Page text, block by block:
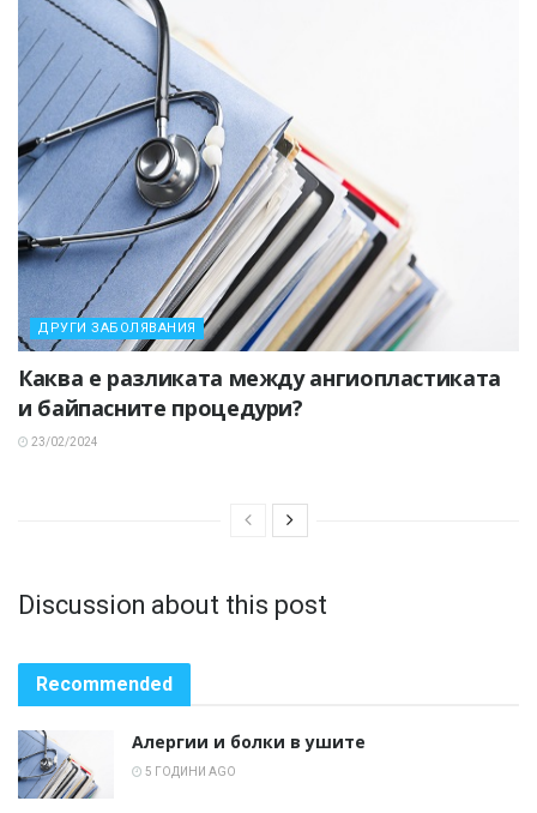
ДРУГИ ЗАБОЛЯВАНИЯ
Каква е разликата между ангиопластиката
и байпасните процедури?
23/02/2024
Discussion about this post
Recommended
Алергии и болки в ушите
5 ГОДИНИ AGO